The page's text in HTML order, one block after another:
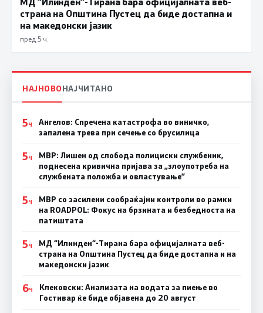
страна на Општина Пустец да биде достапна и
на македонски јазик
пред 5 ч.
НАЈНОВОНАЈЧИТАНО
5Ч
Ангелов: Спречена катастрофа во виничко,
запалена трева при сечење со брусилица
5Ч
МВР: Лишен од слобода полициски службеник,
поднесена кривична пријава за „злоупотреба на
службената положба и овластување”
5Ч
МВР со засилени сообраќајни контроли во рамки
на ROADPOL: Фокус на брзината и безбедноста на
патиштата
5Ч
МД “Илинден“-Тирана бара официјалната веб-
страна на Општина Пустец да биде достапна и на
македонски јазик
6Ч
Клековски: Анализата на водата за пиење во
Гостивар ќе биде објавена до 20 август